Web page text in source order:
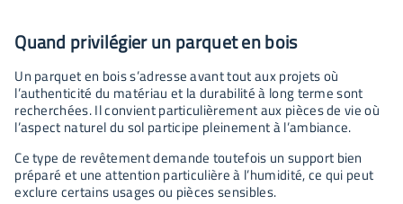
Quand privilégier un parquet en bois
Un parquet en bois s’adresse avant tout aux projets où
l’authenticité du matériau et la durabilité à long terme sont
recherchées. Il convient particulièrement aux pièces de vie où
l’aspect naturel du sol participe pleinement à l’ambiance.
Ce type de revêtement demande toutefois un support bien
préparé et une attention particulière à l’humidité, ce qui peut
exclure certains usages ou pièces sensibles.